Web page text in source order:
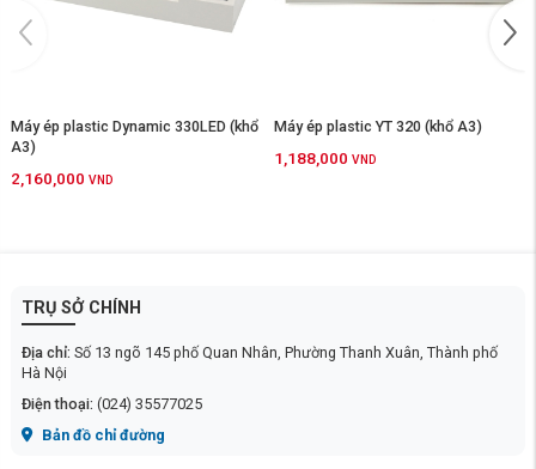
Máy ép plastic Dynamic 330LED (khổ
A3)
2,160,000 VND
Máy ép plastic YT 320 (khổ A3)
1,188,000 VND
TRỤ SỞ CHÍNH
Địa chỉ: Số 13 ngõ 145 phố Quan Nhân, Phường Thanh Xuân, Thành phố
Hà Nội
Điện thoại: (024) 35577025
Bản đồ chỉ đường